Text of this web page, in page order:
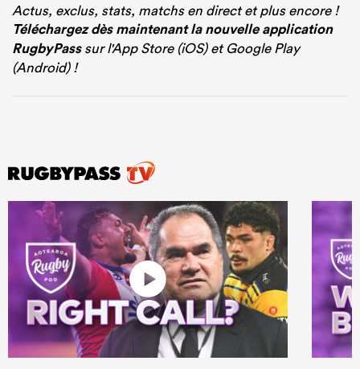
Actus, exclus, stats, matchs en direct et plus encore !
Téléchargez dès maintenant la nouvelle application
RugbyPasssur l'App Store (iOS) et Google Play
(Android) !